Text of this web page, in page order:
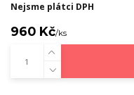
Nejsme plátci DPH
960 Kč/ks